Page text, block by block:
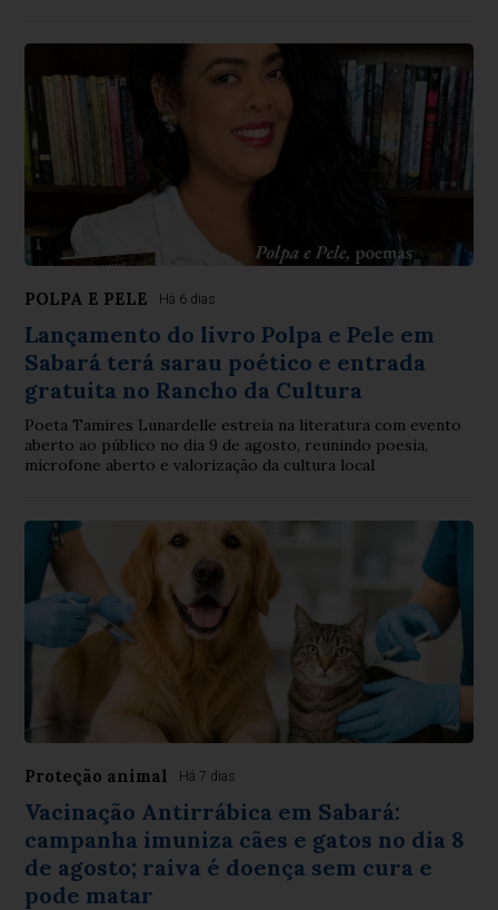
POLPA E PELE Há 6 dias
Lançamento do livro Polpa e Pele em
Sabará terá sarau poético e entrada
gratuita no Rancho da Cultura
Poeta Tamires Lunardelle estreia na literatura com evento
aberto ao público no dia 9 de agosto, reunindo poesia,
microfone aberto e valorização da cultura local
Proteção animal Há 7 dias
Vacinação Antirrábica em Sabará:
campanha imuniza cães e gatos no dia 8
de agosto; raiva é doença sem cura e
pode matar